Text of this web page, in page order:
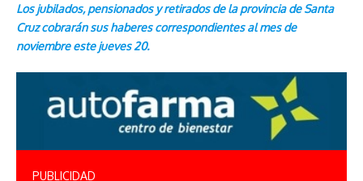
Los jubilados, pensionados y retirados de la provincia de Santa
Cruz cobrarán sus haberes correspondientes al mes de
noviembre este jueves 20.
PUBLICIDAD